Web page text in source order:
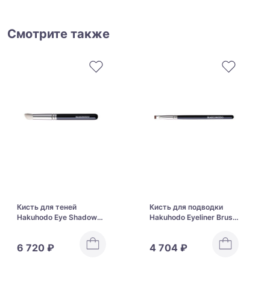
Смотрите также
Кисть для теней
Hakuhodo Eye Shadow
6 720 ₽
Кисть для подводки
Hakuhodo Eyeliner Brush
4 704 ₽